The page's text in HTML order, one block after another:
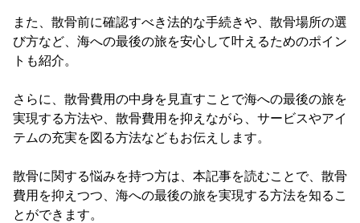
また、散骨前に確認すべき法的な手続きや、散骨場所の選
び方など、海への最後の旅を安心して叶えるためのポイン
トも紹介。
さらに、散骨費用の中身を見直すことで海への最後の旅を
実現する方法や、散骨費用を抑えながら、サービスやアイ
テムの充実を図る方法などもお伝えします。
散骨に関する悩みを持つ方は、本記事を読むことで、散骨
費用を抑えつつ、海への最後の旅を実現する方法を知るこ
とができます。